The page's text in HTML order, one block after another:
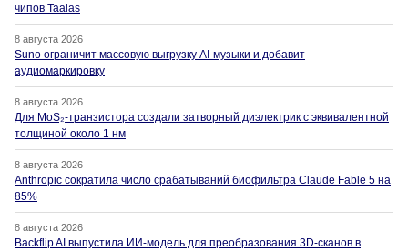
чипов Taalas
8 августа 2026
Suno ограничит массовую выгрузку AI-музыки и добавит
аудиомаркировку
8 августа 2026
Для MoS₂-транзистора создали затворный диэлектрик с эквивалентной
толщиной около 1 нм
8 августа 2026
Anthropic сократила число срабатываний биофильтра Claude Fable 5 на
85%
8 августа 2026
Backflip AI выпустила ИИ-модель для преобразования 3D-сканов в